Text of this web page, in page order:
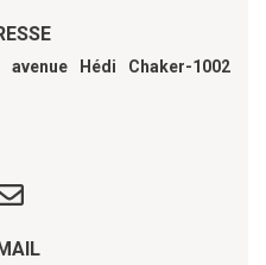
avenue Hédi Chaker-1002